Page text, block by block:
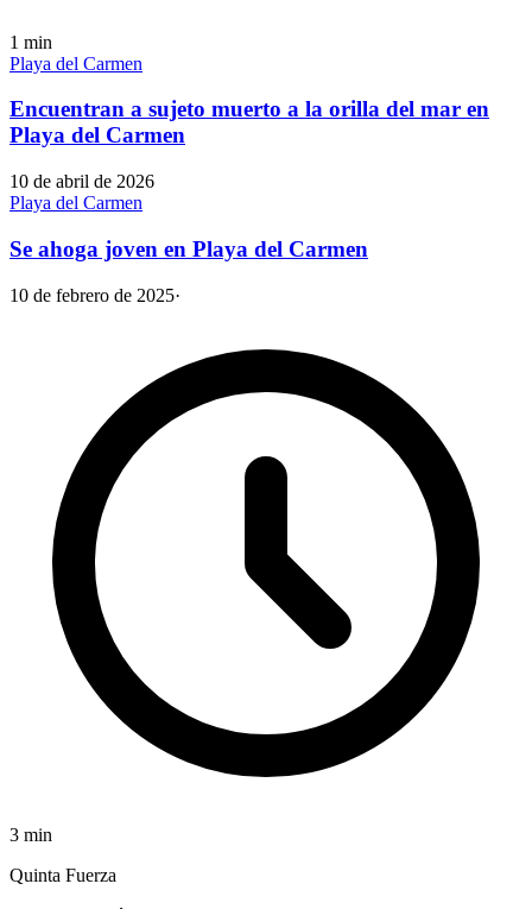
1 min
Playa del Carmen
Encuentran a sujeto muerto a la orilla del mar en
Playa del Carmen
10 de abril de 2026
Playa del Carmen
Se ahoga joven en Playa del Carmen
10 de febrero de 2025·
3 min
Quinta Fuerza